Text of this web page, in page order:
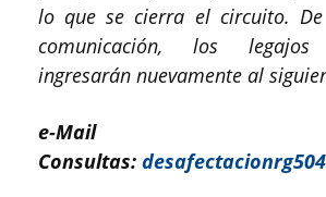
lo que se cierra el circuito.
comunicación, los legajos
ingresarán nuevamente al
e-Mail
Consultas: